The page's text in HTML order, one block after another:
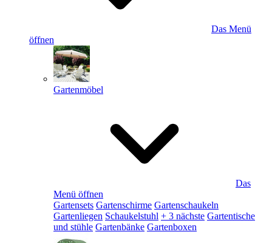
Das Menü
öffnen
Gartenmöbel
Das
Menü öffnen
Gartensets Gartenschirme Gartenschaukeln
Gartenliegen Schaukelstuhl + 3 nächste Gartentische
und stühle Gartenbänke Gartenboxen